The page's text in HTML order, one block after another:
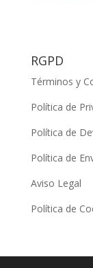
RGPD
Términos y
Política de
Política de
Política de
Aviso Legal
Política de